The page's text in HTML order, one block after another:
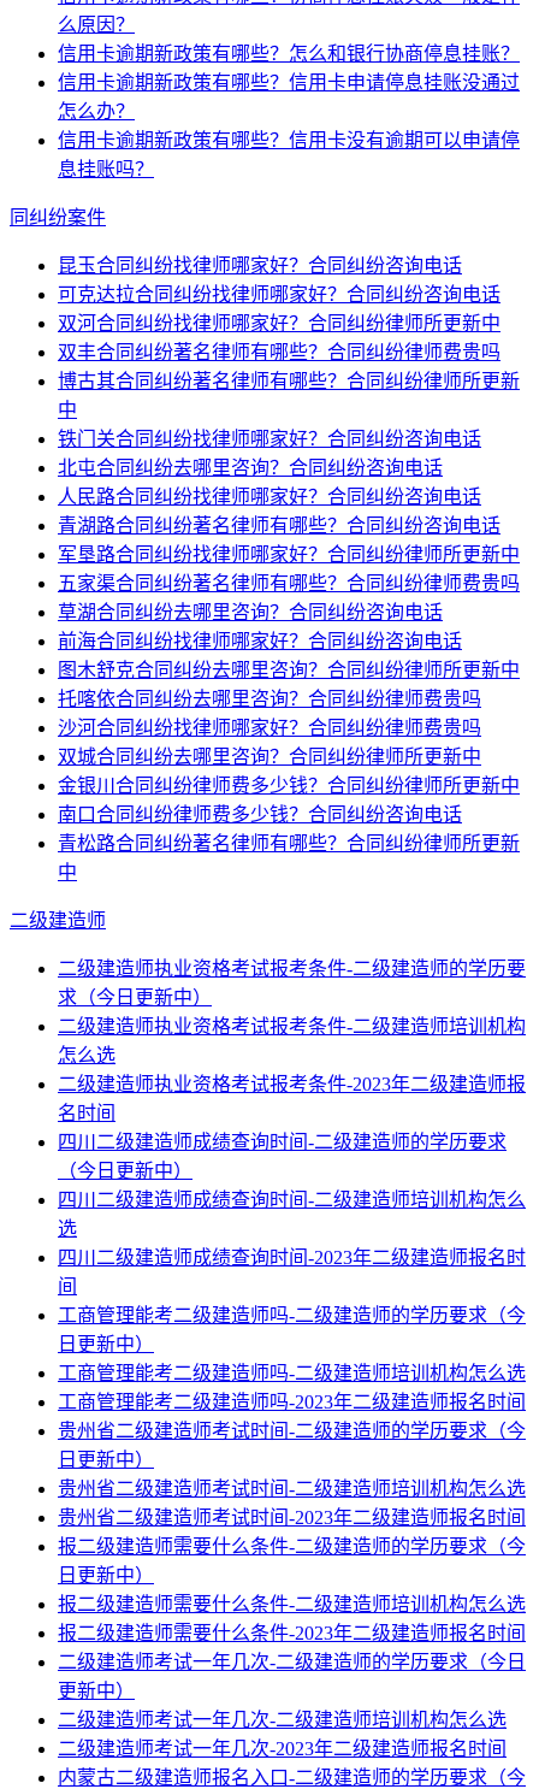
么原因？
信用卡逾期新政策有哪些？怎么和银行协商停息挂账？
信用卡逾期新政策有哪些？信用卡申请停息挂账没通过
怎么办？
信用卡逾期新政策有哪些？信用卡没有逾期可以申请停
息挂账吗？
同纠纷案件
昆玉合同纠纷找律师哪家好？合同纠纷咨询电话
可克达拉合同纠纷找律师哪家好？合同纠纷咨询电话
双河合同纠纷找律师哪家好？合同纠纷律师所更新中
双丰合同纠纷著名律师有哪些？合同纠纷律师费贵吗
博古其合同纠纷著名律师有哪些？合同纠纷律师所更新
中
铁门关合同纠纷找律师哪家好？合同纠纷咨询电话
北屯合同纠纷去哪里咨询？合同纠纷咨询电话
人民路合同纠纷找律师哪家好？合同纠纷咨询电话
青湖路合同纠纷著名律师有哪些？合同纠纷咨询电话
军垦路合同纠纷找律师哪家好？合同纠纷律师所更新中
五家渠合同纠纷著名律师有哪些？合同纠纷律师费贵吗
草湖合同纠纷去哪里咨询？合同纠纷咨询电话
前海合同纠纷找律师哪家好？合同纠纷咨询电话
图木舒克合同纠纷去哪里咨询？合同纠纷律师所更新中
托喀依合同纠纷去哪里咨询？合同纠纷律师费贵吗
沙河合同纠纷找律师哪家好？合同纠纷律师费贵吗
双城合同纠纷去哪里咨询？合同纠纷律师所更新中
金银川合同纠纷律师费多少钱？合同纠纷律师所更新中
南口合同纠纷律师费多少钱？合同纠纷咨询电话
青松路合同纠纷著名律师有哪些？合同纠纷律师所更新
中
二级建造师
二级建造师执业资格考试报考条件-二级建造师的学历要
求（今日更新中）
二级建造师执业资格考试报考条件-二级建造师培训机构
怎么选
二级建造师执业资格考试报考条件-2023年二级建造师报
名时间
四川二级建造师成绩查询时间-二级建造师的学历要求
（今日更新中）
四川二级建造师成绩查询时间-二级建造师培训机构怎么
选
四川二级建造师成绩查询时间-2023年二级建造师报名时
间
工商管理能考二级建造师吗-二级建造师的学历要求（今
日更新中）
工商管理能考二级建造师吗-二级建造师培训机构怎么选
工商管理能考二级建造师吗-2023年二级建造师报名时间
贵州省二级建造师考试时间-二级建造师的学历要求（今
日更新中）
贵州省二级建造师考试时间-二级建造师培训机构怎么选
贵州省二级建造师考试时间-2023年二级建造师报名时间
报二级建造师需要什么条件-二级建造师的学历要求（今
日更新中）
报二级建造师需要什么条件-二级建造师培训机构怎么选
报二级建造师需要什么条件-2023年二级建造师报名时间
二级建造师考试一年几次-二级建造师的学历要求（今日
更新中）
二级建造师考试一年几次-二级建造师培训机构怎么选
二级建造师考试一年几次-2023年二级建造师报名时间
内蒙古二级建造师报名入口-二级建造师的学历要求（今